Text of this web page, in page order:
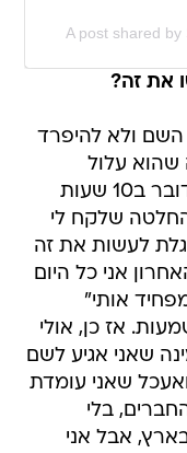
A post shared by
את זה?
השם ולא להיפרד
עלול
לפספס את הלידה כי בכל זאת מדובר ב10 שעות
החלטה שלקח לי
לעשות את זה
אני כל היום
אותי"
אז כן, אולי
שאני אגיע לשם
שאני עומדת
בלי
אבל אני